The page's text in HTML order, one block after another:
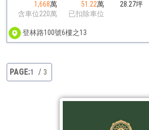
1,668萬
含車位220萬
51.22萬
已扣除車位
28.27坪
登林路100號6樓之13
1 3